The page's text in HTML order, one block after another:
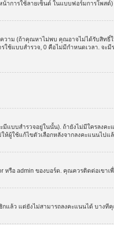
าการใช้ลายเซ็นต์ ในแบบฟอร์มการโพสต์)
าม (ถ้าคุณหาไม่พบ คุณอาจไม่ได้รับสิทธิ์
ใช้แบบสำรวจ, 0 คือไม่มีกำหนดเวลา. จะ
แบบสำรวจอยู่ในนั้น). ถ้ายังไม่มีใครลงค
ห้ผู้ใช้แก้ไขตัวเลือกหลังจากลงคะแนนไปแ
หรือ admin ของบอร์ด. คุณควรติดต่อเขา
แล้ว แต่ยังไม่สามารถลงคะแนนได้ บางที